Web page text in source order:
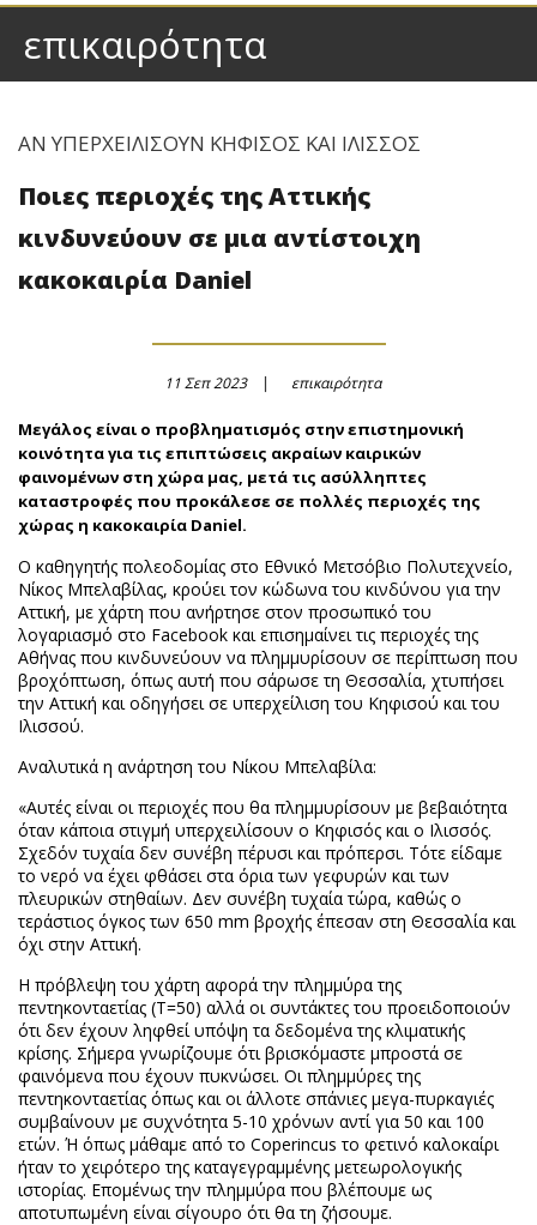
επικαιρότητα
ΑΝ ΥΠΕΡΧΕΙΛΙΣΟΥΝ ΚΗΦΙΣΟΣ ΚΑΙ ΙΛΙΣΣΟΣ
Ποιες περιοχές της Αττικής
κινδυνεύουν σε μια αντίστοιχη
κακοκαιρία Daniel
11 Σεπ 2023 επικαιρότητα
Μεγάλος είναι ο προβληματισμός στην επιστημονική
κοινότητα για τις επιπτώσεις ακραίων καιρικών
φαινομένων στη χώρα μας, μετά τις ασύλληπτες
καταστροφές που προκάλεσε σε πολλές περιοχές της
χώρας η κακοκαιρία Daniel.
Ο καθηγητής πολεοδομίας στο Εθνικό Μετσόβιο Πολυτεχνείο,
Νίκος Μπελαβίλας, κρούει τον κώδωνα του κινδύνου για την
Αττική, με χάρτη που ανήρτησε στον προσωπικό του
λογαριασμό στο Facebook και επισημαίνει τις περιοχές της
Αθήνας που κινδυνεύουν να πλημμυρίσουν σε περίπτωση που
βροχόπτωση, όπως αυτή που σάρωσε τη Θεσσαλία, χτυπήσει
την Αττική και οδηγήσει σε υπερχείλιση του Κηφισού και του
Ιλισσού.
Αναλυτικά η ανάρτηση του Νίκου Μπελαβίλα:
«Αυτές είναι οι περιοχές που θα πλημμυρίσουν με βεβαιότητα
όταν κάποια στιγμή υπερχειλίσουν ο Κηφισός και ο Ιλισσός.
Σχεδόν τυχαία δεν συνέβη πέρυσι και πρόπερσι. Τότε είδαμε
το νερό να έχει φθάσει στα όρια των γεφυρών και των
πλευρικών στηθαίων. Δεν συνέβη τυχαία τώρα, καθώς ο
τεράστιος όγκος των 650 mm βροχής έπεσαν στη Θεσσαλία και
όχι στην Αττική.
Η πρόβλεψη του χάρτη αφορά την πλημμύρα της
πεντηκονταετίας (T=50) αλλά οι συντάκτες του προειδοποιούν
ότι δεν έχουν ληφθεί υπόψη τα δεδομένα της κλιματικής
κρίσης. Σήμερα γνωρίζουμε ότι βρισκόμαστε μπροστά σε
φαινόμενα που έχουν πυκνώσει. Οι πλημμύρες της
πεντηκονταετίας όπως και οι άλλοτε σπάνιες μεγα-πυρκαγιές
συμβαίνουν με συχνότητα 5-10 χρόνων αντί για 50 και 100
ετών. Ή όπως μάθαμε από το Coperincus το φετινό καλοκαίρι
ήταν το χειρότερο της καταγεγραμμένης μετεωρολογικής
ιστορίας. Επομένως την πλημμύρα που βλέπουμε ως
αποτυπωμένη είναι σίγουρο ότι θα τη ζήσουμε.